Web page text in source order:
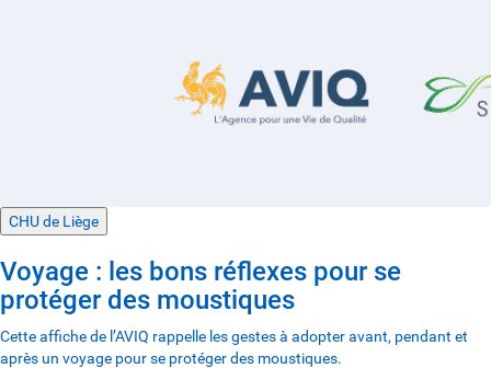
CHU de Liège
Voyage : les bons réflexes pour se
protéger des moustiques
Cette affiche de l’AVIQ rappelle les gestes à adopter avant, pendant et
après un voyage pour se protéger des moustiques.